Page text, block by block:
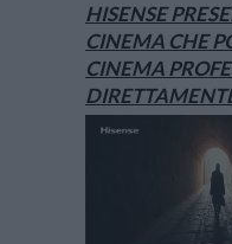
HISENSE
CINEMA CHE
CINEMA